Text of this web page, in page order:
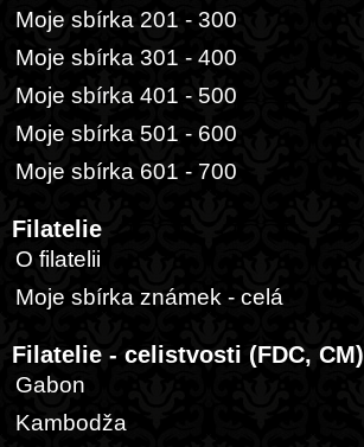
Moje sbírka 201 - 300
Moje sbírka 301 - 400
Moje sbírka 401 - 500
Moje sbírka 501 - 600
Moje sbírka 601 - 700
Filatelie
O filatelii
Moje sbírka známek - celá
Filatelie - celistvosti (FDC, CM)
Gabon
Kambodža